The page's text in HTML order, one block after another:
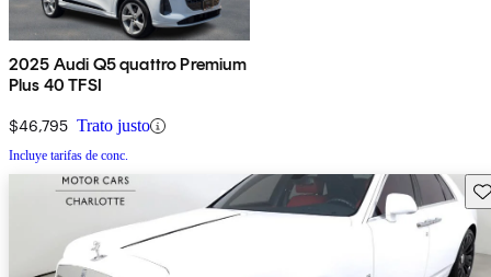
2025 Audi Q5 quattro Premium
Plus 40 TFSI
$46,795 Trato justo
Incluye tarifas de conc.